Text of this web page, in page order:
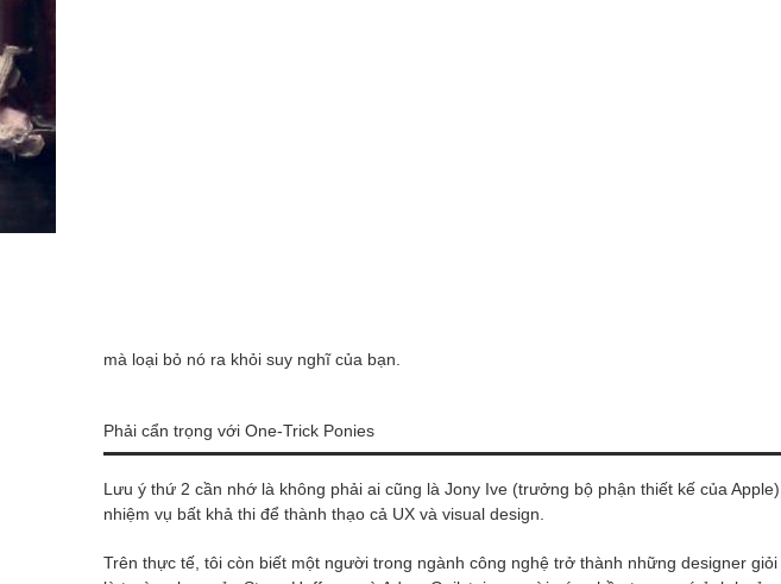
mà loại bỏ nó ra khỏi suy nghĩ của bạn.
Phải cẩn trọng với One-Trick Ponies
Lưu ý thứ 2 cần nhớ là không phải ai cũng là Jony Ive (trưởng bộ phận thiết kế của
nhiệm vụ bất khả thi để thành thạo cả UX và visual design.
Trên thực tế, tôi còn biết một người trong ngành công nghệ trở thành những designer